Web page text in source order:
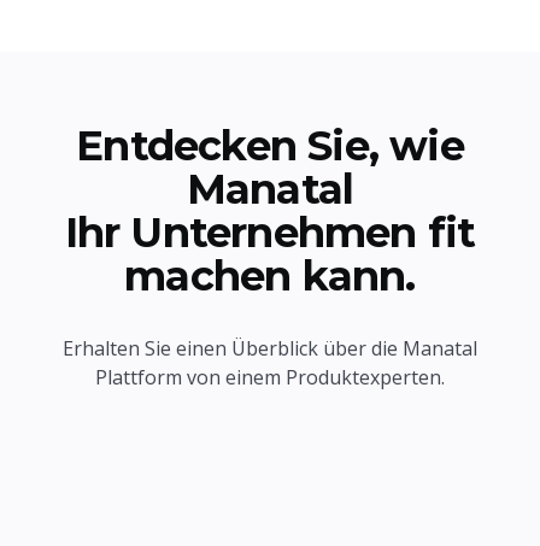
Entdecken Sie, wie
Manatal
Ihr Unternehmen fit
machen kann.
Erhalten Sie einen Überblick über die Manatal
Plattform von einem Produktexperten.